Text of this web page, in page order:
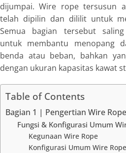
dijumpai.Wire ropetersusun
telah dipilin dan dililit untuk
Semua bagian tersebut
untuk membantu menopang
benda atau beban, bahkan
dengan ukuran kapasitas kawat
Table of Contents
Bagian 1 | Pengertian Wire Rope
Fungsi & Konfigurasi Umum
Kegunaan Wire Rope
Konfigurasi Umum Wire Rope